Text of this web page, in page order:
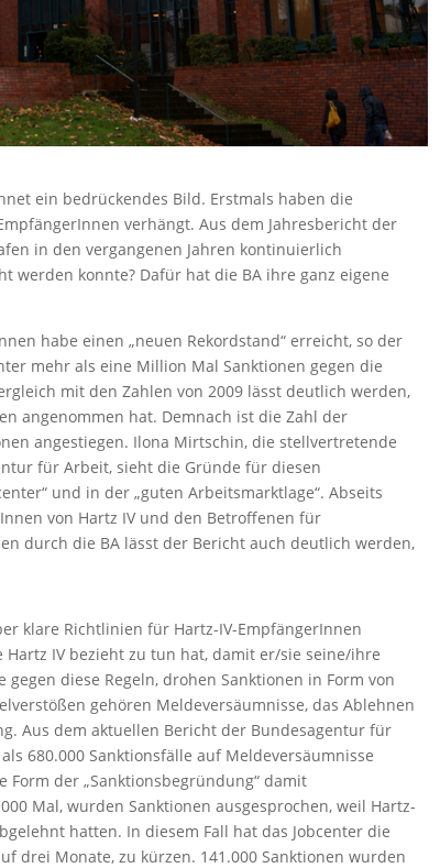
ein bedrückendes Bild. Erstmals haben die
verhängt. Aus dem Jahresbericht der
in den vergangenen Jahren kontinuierlich
werden konnte? Dafür hat die BA ihre ganz eigene
habe einen „neuen Rekordstand“ erreicht, so der
mehr als eine Million Mal Sanktionen gegen die
mit den Zahlen von 2009 lässt deutlich werden,
angenommen hat. Demnach ist die Zahl der
angestiegen. Ilona Mirtschin, die stellvertretende
für Arbeit, sieht die Gründe für diesen
und in der „guten Arbeitsmarktlage“. Abseits
von Hartz IV und den Betroffenen für
durch die BA lässt der Bericht auch deutlich werden,
klare Richtlinien für Hartz-IV-EmpfängerInnen
Hartz IV bezieht zu tun hat, damit er/sie seine/ihre
diese Regeln, drohen Sanktionen in Form von
gehören Meldeversäumnisse, das Ablehnen
Aus dem aktuellen Bericht der Bundesagentur für
680.000 Sanktionsfälle auf Meldeversäumnisse
der „Sanktionsbegründung“ damit
Mal, wurden Sanktionen ausgesprochen, weil Hartz-
hatten. In diesem Fall hat das Jobcenter die
drei Monate, zu kürzen. 141.000 Sanktionen wurden